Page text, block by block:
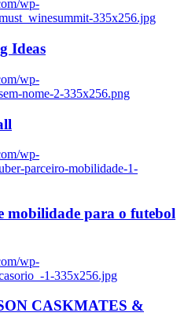
wp-
335x256.jpg
Ideas
wp-
nome-2-335x256.png
wp-
parceiro-mobilidade-1-
mobilidade para o futebol
wp-
1-335x256.jpg
CASKMATES &